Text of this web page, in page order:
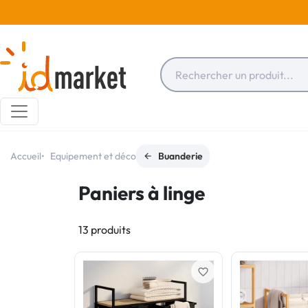
Accueil Equipement et déco Buanderie
Paniers à linge
13 produits
favorite_border